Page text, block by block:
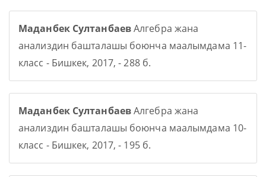
Маданбек СултанбаевАлгебра жана
анализдин башталашы боюнча маалымдама 11-
класс - Бишкек, 2017, - 288 б.
Маданбек СултанбаевАлгебра жана
анализдин башталашы боюнча маалымдама 10-
класс - Бишкек, 2017, - 195 б.